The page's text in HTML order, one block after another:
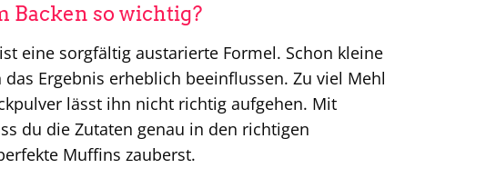
Backen so wichtig?
eine sorgfältig austarierte Formel. Schon kleine
Ergebnis erheblich beeinflussen. Zu viel Mehl
lässt ihn nicht richtig aufgehen. Mit
du die Zutaten genau in den richtigen
Muffins zauberst.